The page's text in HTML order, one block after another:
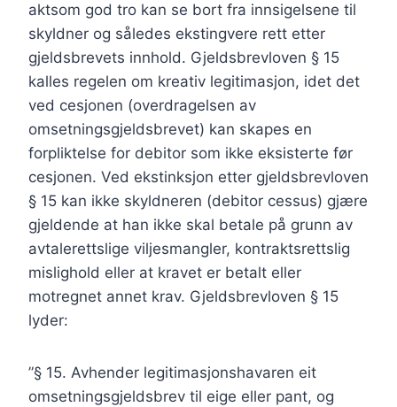
aktsom god tro kan se bort fra innsigelsene til
skyldner og således ekstingvere rett etter
gjeldsbrevets innhold. Gjeldsbrevloven § 15
kalles regelen om kreativ legitimasjon, idet det
ved cesjonen (overdragelsen av
omsetningsgjeldsbrevet) kan skapes en
forpliktelse for debitor som ikke eksisterte før
cesjonen. Ved ekstinksjon etter gjeldsbrevloven
§ 15 kan ikke skyldneren (debitor cessus) gjære
gjeldende at han ikke skal betale på grunn av
avtalerettslige viljesmangler, kontraktsrettslig
mislighold eller at kravet er betalt eller
motregnet annet krav. Gjeldsbrevloven § 15
lyder:
”§ 15. Avhender legitimasjonshavaren eit
omsetningsgjeldsbrev til eige eller pant, og